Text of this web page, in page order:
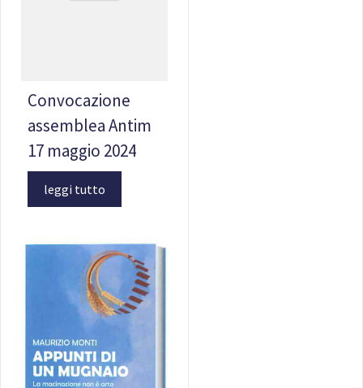
Convocazione
assemblea Antim
17 maggio 2024
leggi tutto